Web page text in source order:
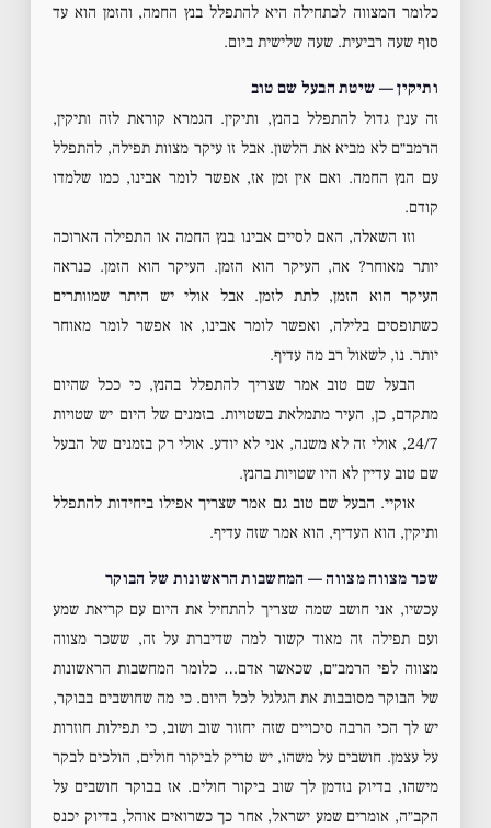
כלומר המצווה לכתחילה היא להתפלל בנץ החמה, והזמן הוא עד
סוף שעה רביעית. שעה שלישית ביום.
ותיקין — שיטת הבעל שם טוב
זה ענין גדול להתפלל בהנץ, ותיקין. הגמרא קוראת לזה ותיקין,
הרמב״ם לא מביא את הלשון. אבל זו עיקר מצוות תפילה, להתפלל
עם הנץ החמה. ואם אין זמן אז, אפשר לומר אבינו, כמו שלמדו
קודם.
וזו השאלה, האם לסיים אבינו בנץ החמה או התפילה הארוכה
יותר מאוחר? אה, העיקר הוא הזמן. העיקר הוא הזמן. כנראה
העיקר הוא הזמן, לתת לזמן. אבל אולי יש היתר שמוותרים
כשתופסים בלילה, ואפשר לומר אבינו, או אפשר לומר מאוחר
יותר. נו, לשאול רב מה עדיף.
הבעל שם טוב אמר שצריך להתפלל בהנץ, כי ככל שהיום
מתקדם, כן, העיר מתמלאת בשטויות. בזמנים של היום יש שטויות
24/7, אולי זה לא משנה, אני לא יודע. אולי רק בזמנים של הבעל
שם טוב עדיין לא היו שטויות בהנץ.
אוקיי. הבעל שם טוב גם אמר שצריך אפילו ביחידות להתפלל
ותיקין, הוא העדיף, הוא אמר שזה עדיף.
שכר מצווה מצווה — המחשבות הראשונות של הבוקר
עכשיו, אני חושב שמה שצריך להתחיל את היום עם קריאת שמע
ועם תפילה זה מאוד קשור למה שדיברת על זה, ששכר מצווה
מצווה לפי הרמב״ם, שכאשר אדם… כלומר המחשבות הראשונות
של הבוקר מסובבות את הגלגל לכל היום. כי מה שחושבים בבוקר,
יש לך הכי הרבה סיכויים שזה יחזור שוב ושוב, כי תפילות חוזרות
על עצמן. חושבים על משהו, יש טריק לביקור חולים, הולכים לבקר
מישהו, בדיוק נזדמן לך שוב ביקור חולים. אז בבוקר חושבים על
הקב״ה, אומרים שמע ישראל, אחר כך כשרואים אוהל, בדיוק יכנס